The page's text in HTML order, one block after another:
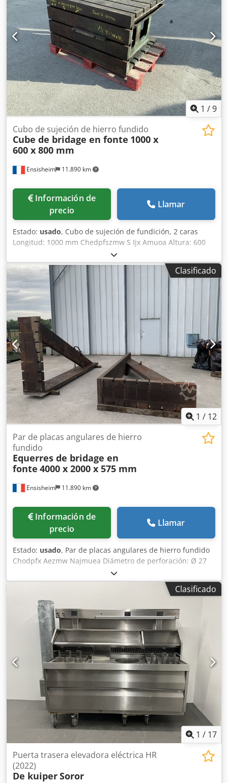
1 /9
Ensisheim 11.890 km
Cubo de sujeción de hierro fundido
Cube de bridage en fonte 1000 x
600 x 800 mm
Información de
precio
Llamar
Estado: usado, Cubo de sujeción de fundición, 2 caras
Longitud: 1000 mm Chedpfszmw S Ijx Amuoa Altura: 600
mm Profundidad: 800 mm Dimensiones de ranuras en T:
38 x 22 mm Peso: aprox. 600 kg
Clasificado
1 / 12
Ensisheim 11.890 km
Par de placas angulares de hierro
fundido
Equerres de bridage en
fonte 4000 x 2000 x 575 mm
Información de
precio
Llamar
Estado: usado, Par de placas angulares de hierro fundido
Chodpfx Aezmw Najmuea Diámetro de perforación: Ø 27
mm Ancho: 575 mm Profundidad: 2000 mm Altura total:
4000 mm Peso unitario: aprox. 6 toneladas
Clasificado
1 / 17
Puerta trasera elevadora eléctrica HR
(2022)
De kuiperSoror